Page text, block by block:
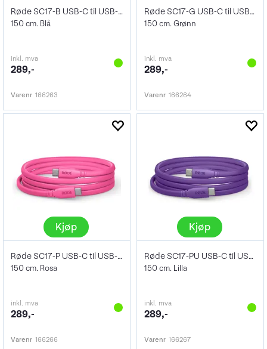
Røde SC17-B USB-C til USB-C kabel
150 cm. Blå
inkl. mva
289,-
Varenr 166263
Røde SC17-G USB-C til USB-C kabel
150 cm. Grønn
inkl. mva
289,-
Varenr 166264
Kjøp
Røde SC17-P USB-C til USB-C kabel
150 cm. Rosa
inkl. mva
289,-
Varenr 166266
Kjøp
Røde SC17-PU USB-C til USB-C kabel
150 cm. Lilla
inkl. mva
289,-
Varenr 166267